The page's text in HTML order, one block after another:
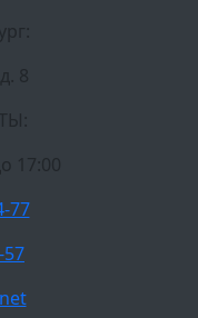
8
17:00
77
57